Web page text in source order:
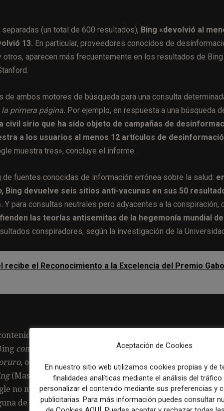
(un total de 600 resultados), Bing «devolvió al
13. En particular, proveedores conocidos de
otros, aparecen más frecuentemente en los resultados de
ambos motores de búsqueda para una consulta
primera página. Por ejemplo, en respuesta a una búsqueda
civil sirio que ha sido objeto de campañas de
a los usuarios al menos 12 artículos de
muestra tres», concluye el informe.
fuentes conocidas de información errónea sobre la salud:
, Bing devuelve seis sitios anti-vacunas en sus 50
Y para consultas neutrales pero adyacentes a la conspiración,
las teorías antisemitas de la hegemonía mundial
conspiradores, según la investigación de la
recibe el Reconocimiento a la Excelencia del Premio
relacionado con la conspiración, incluso si no lo
comet ping pong , obtendrá contenidorelacionada con
, obtiene contenido acusando al gobierno de EEUU de
(Masacre de la Escuela Primaria de Sandy Hook),
no muestra a los usuarios contenido relacionado con la
de estas consultas.
Aceptación de Cookies
En nuestro sitio web utilizamos cookies propias y de
finalidades analíticas mediante el análisis del tráfico
personalizar el contenido mediante sus preferencias y
publicitarias. Para más información puedes consultar